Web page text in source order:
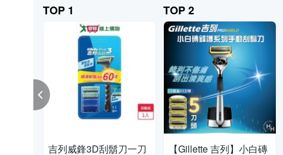
TOP 1
吉列威鋒3D刮鬍刀一刀
TOP 2
【Gillette 吉列】小白磚